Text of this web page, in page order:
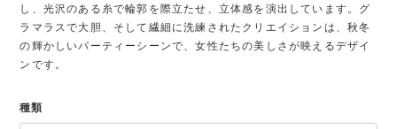
し、光沢のある糸で輪郭を際立たせ、立体感を演出しています。グ
ラマラスで大胆、そして繊細に洗練されたクリエイションは、秋冬
の輝かしいパーティーシーンで、女性たちの美しさが映えるデザイ
ンです。
種類